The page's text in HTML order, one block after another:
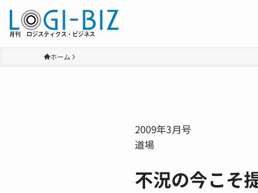
ホーム
2009年3月号
道場
不況の今こそ